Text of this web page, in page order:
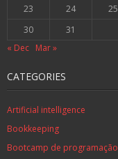
23
24 25
30
31
« Dec Mar »
CATEGORIES
Artificial intelligence
Bookkeeping
Bootcamp de programação